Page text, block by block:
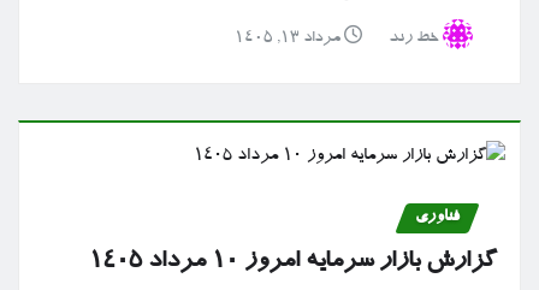
خط رند مرداد ۱۳, ۱۴۰۵
فناوری
گزارش بازار سرمایه امروز ۱۰ مرداد ۱۴۰۵